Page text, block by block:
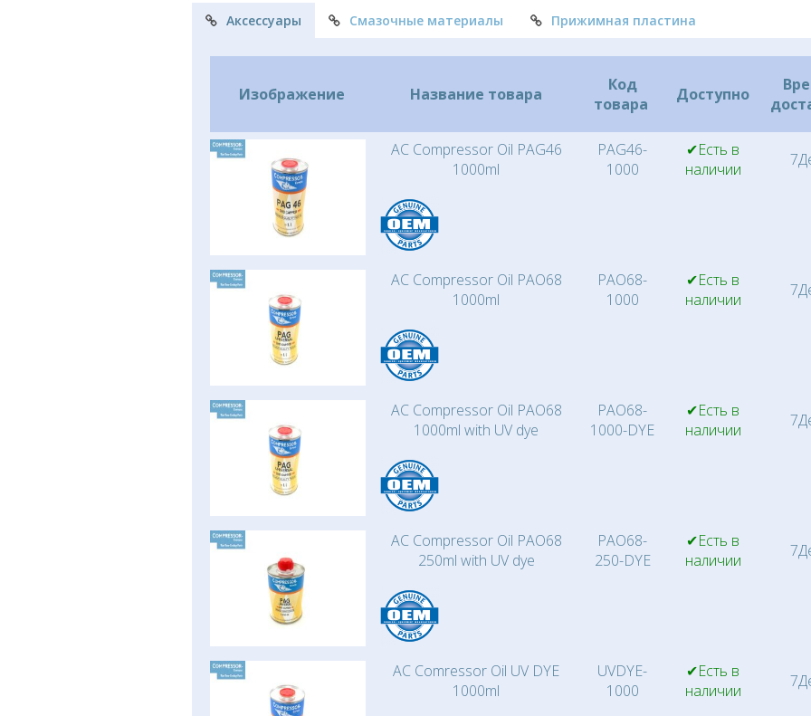
Аксессуары Смазочные материалы Прижимная пластина
Изображение Название товара
Код
товара
Доступно
AC Compressor Oil PAG46
1000ml
PAG46-
1000
✔Есть в
наличии
AC Compressor Oil PAO68
1000ml
PAO68-
1000
✔Есть в
наличии
AC Compressor Oil PAO68
1000ml with UV dye
PAO68-
1000-DYE
✔Есть в
наличии
AC Compressor Oil PAO68
250ml with UV dye
PAO68-
250-DYE
✔Есть в
наличии
AC Comressor Oil UV DYE
1000ml
UVDYE-
1000
✔Есть в
наличии